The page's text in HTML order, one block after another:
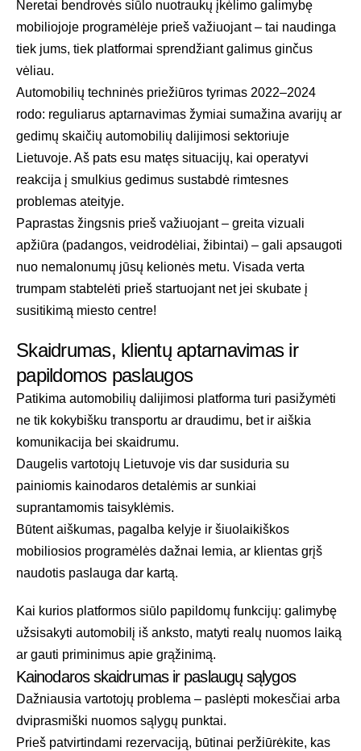
Neretai bendrovės siūlo nuotraukų įkėlimo galimybę
mobiliojoje programėlėje prieš važiuojant – tai naudinga
tiek jums, tiek platformai sprendžiant galimus ginčus
vėliau.
Automobilių techninės priežiūros tyrimas 2022–2024
rodo: reguliarus aptarnavimas žymiai sumažina avarijų ar
gedimų skaičių automobilių dalijimosi sektoriuje
Lietuvoje. Aš pats esu matęs situacijų, kai operatyvi
reakcija į smulkius gedimus sustabdė rimtesnes
problemas ateityje.
Paprastas žingsnis prieš važiuojant – greita vizuali
apžiūra (padangos, veidrodėliai, žibintai) – gali apsaugoti
nuo nemalonumų jūsų kelionės metu. Visada verta
trumpam stabtelėti prieš startuojant net jei skubate į
susitikimą miesto centre!
Skaidrumas, klientų aptarnavimas ir
papildomos paslaugos
Patikima automobilių dalijimosi platforma turi pasižymėti
ne tik kokybišku transportu ar draudimu, bet ir aiškia
komunikacija bei skaidrumu.
Daugelis vartotojų Lietuvoje vis dar susiduria su
painiomis kainodaros detalėmis ar sunkiai
suprantamomis taisyklėmis.
Būtent aiškumas, pagalba kelyje ir šiuolaikiškos
mobiliosios programėlės dažnai lemia, ar klientas grįš
naudotis paslauga dar kartą.
Kai kurios platformos siūlo papildomų funkcijų: galimybę
užsisakyti automobilį iš anksto, matyti realų nuomos laiką
ar gauti priminimus apie grąžinimą.
Kainodaros skaidrumas ir paslaugų sąlygos
Dažniausia vartotojų problema – paslėpti mokesčiai arba
dviprasmiški nuomos sąlygų punktai.
Prieš patvirtindami rezervaciją, būtinai peržiūrėkite, kas